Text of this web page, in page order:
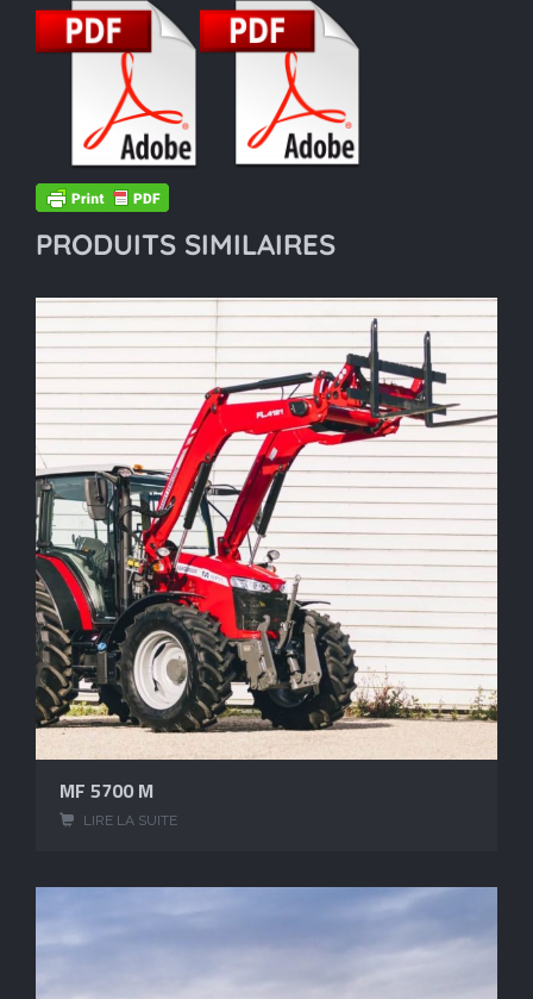
PRODUITS SIMILAIRES
MF 5700 M
LIRE LA SUITE